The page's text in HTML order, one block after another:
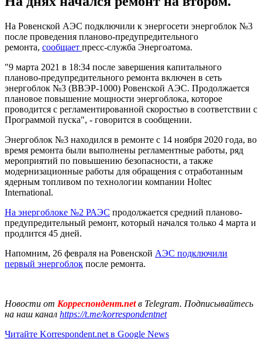
На Ровенской АЭС подключили к энергосети энергоблок №3
после проведения планово-предупредительного
ремонта, сообщает пресс-служба Энергоатома.
"9 марта 2021 в 18:34 после завершения капитального
планово-предупредительного ремонта включен в сеть
энергоблок №3 (ВВЭР-1000) Ровенской АЭС. Продолжается
плановое повышение мощности энергоблока, которое
проводится с регламентированной скоростью в соответствии с
Программой пуска", - говорится в сообщении.
Энергоблок №3 находился в ремонте с 14 ноября 2020 года, во
время ремонта были выполнены регламентные работы, ряд
мероприятий по повышению безопасности, а также
модернизационные работы для обращения с отработанным
ядерным топливом по технологии компании Holtec
International.
На энергоблоке №2 РАЭС продолжается средний планово-
предупредительный ремонт, который начался только 4 марта и
продлится 45 дней.
Напомним, 26 февраля на Ровенской АЭС подключили
первый энергоблок после ремонта.
Новости от Корреспондент.netв Telegram. Подписывайтесь
на наш канал https://t.me/korrespondentnet
Читайте Korrespondent.net в Google News